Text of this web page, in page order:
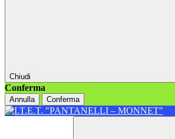
Chiudi
Conferma
Annulla Conferma